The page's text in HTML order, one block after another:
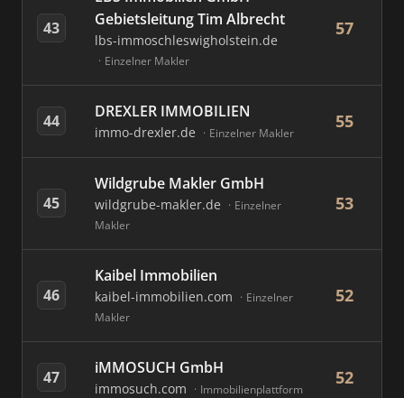
43
Gebietsleitung Tim Albrecht
lbs-immoschleswigholstein.de
Einzelner Makler
57
44 DREXLER IMMOBILIEN
immo-drexler.de Einzelner Makler
55
45
Wildgrube Makler GmbH
wildgrube-makler.de
Einzelner
Makler
53
46
Kaibel Immobilien
kaibel-immobilien.com
Einzelner
Makler
52
47 iMMOSUCH GmbH
immosuch.com Immobilienplattform
52